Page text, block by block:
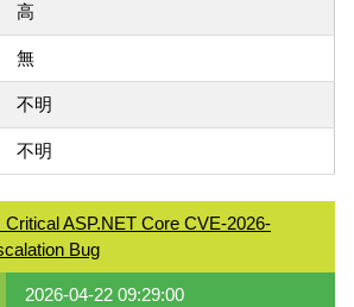
高
無
不明
不明
ASP.NET Core CVE-2026-
Bug
2026-04-22 09:29:00